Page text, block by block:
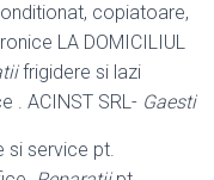
copiatoare,
LA DOMICILIUL
frigidere si lazi
. ACINST SRL- Gaesti
si service pt.